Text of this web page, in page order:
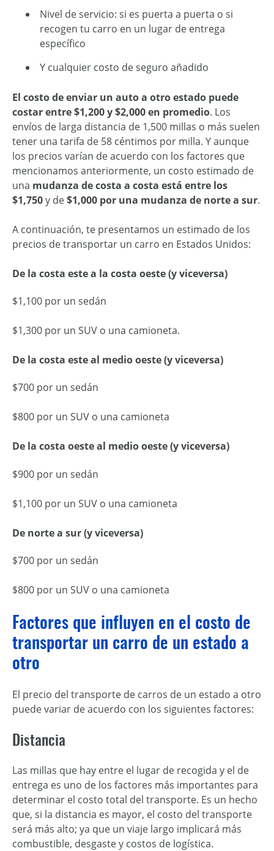
Nivel de servicio: si es puerta a puerta o si
recogen tu carro en un lugar de entrega
específico
Y cualquier costo de seguro añadido
El costo de enviar un auto a otro estado puede
costar entre $1,200 y $2,000 en promedio. Los
envíos de larga distancia de 1,500 millas o más suelen
tener una tarifa de 58 céntimos por milla. Y aunque
los precios varían de acuerdo con los factores que
mencionamos anteriormente, un costo estimado de
una mudanza de costa a costa está entre los
$1,750y de$1,000 por una mudanza de norte a sur.
A continuación, te presentamos un estimado de los
precios de transportar un carro en Estados Unidos:
De la costa este a la costa oeste (y viceversa)
$1,100 por un sedán
$1,300 por un SUV o una camioneta.
De la costa este al medio oeste (y viceversa)
$700 por un sedán
$800 por un SUV o una camioneta
De la costa oeste al medio oeste (y viceversa)
$900 por un sedán
$1,100 por un SUV o una camioneta
De norte a sur (y viceversa)
$700 por un sedán
$800 por un SUV o una camioneta
Factores que influyen en el costo de
transportar un carro de un estado a
otro
El precio del transporte de carros de un estado a otro
puede variar de acuerdo con los siguientes factores:
Distancia
Las millas que hay entre el lugar de recogida y el de
entrega es uno de los factores más importantes para
determinar el costo total del transporte. Es un hecho
que, si la distancia es mayor, el costo del transporte
será más alto; ya que un viaje largo implicará más
combustible, desgaste y costos de logística.